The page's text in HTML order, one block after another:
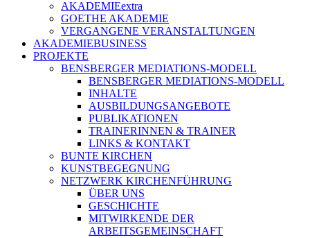
AKADEMIEextra
GOETHE AKADEMIE
VERGANGENE VERANSTALTUNGEN
AKADEMIEBUSINESS
PROJEKTE
BENSBERGER MEDIATIONS-MODELL
BENSBERGER MEDIATIONS-MODELL
INHALTE
AUSBILDUNGSANGEBOTE
PUBLIKATIONEN
TRAINERINNEN & TRAINER
LINKS & KONTAKT
BUNTE KIRCHEN
KUNSTBEGEGNUNG
NETZWERK KIRCHENFÜHRUNG
ÜBER UNS
GESCHICHTE
MITWIRKENDE DER
ARBEITSGEMEINSCHAFT